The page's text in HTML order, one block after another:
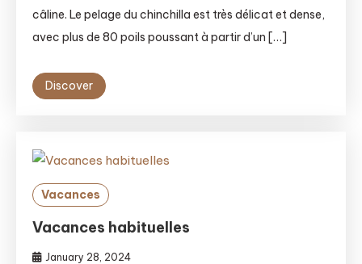
câline. Le pelage du chinchilla est très délicat et dense,
avec plus de 80 poils poussant à partir d’un […]
Discover
Vacances
Vacances habituelles
January 28, 2024